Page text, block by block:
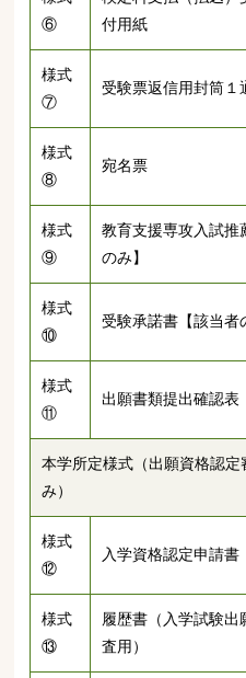
⑥
付用紙
様式
⑦
受験票返信用封筒１
様式
⑧
宛名票
様式
⑨
教育支援専攻入試推
のみ】
様式
⑩
受験承諾書【該当者
様式
⑪
出願書類提出確認表
本学所定様式（出願資格認
み）
様式
⑫
入学資格認定申請書
様式
⑬
履歴書（入学試験出
査用）